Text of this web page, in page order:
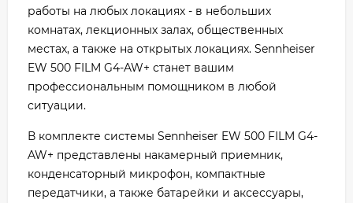
работы на любых локациях - в небольших
комнатах, лекционных залах, общественных
местах, а также на открытых локациях. Sennheiser
EW 500 FILM G4-AW+ станет вашим
профессиональным помощником в любой
ситуации.
В комплекте системы Sennheiser EW 500 FILM G4-
AW+ представлены накамерный приемник,
конденсаторный микрофон, компактные
передатчики, а также батарейки и аксессуары,